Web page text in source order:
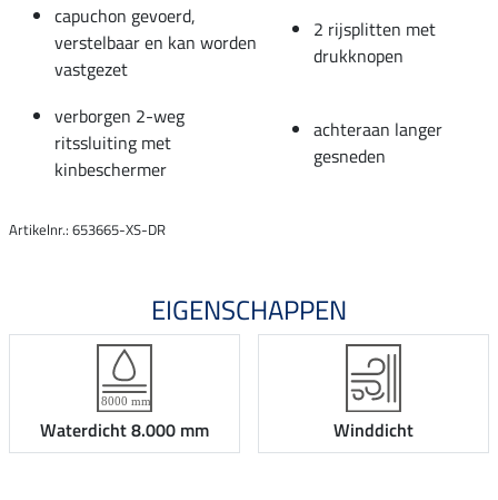
capuchon gevoerd,
verstelbaar en kan worden
vastgezet
2 rijsplitten met
drukknopen
verborgen 2-weg
ritssluiting met
kinbeschermer
achteraan langer
gesneden
Artikelnr.: 653665-XS-DR
EIGENSCHAPPEN
Waterdicht 8.000 mm Winddicht